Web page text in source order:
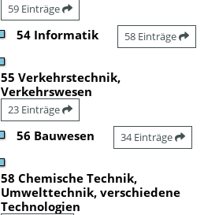
59 Einträge
54 Informatik 58 Einträge
55 Verkehrstechnik,
Verkehrswesen
23 Einträge
56 Bauwesen 34 Einträge
58 Chemische Technik,
Umwelttechnik, verschiedene
Technologien